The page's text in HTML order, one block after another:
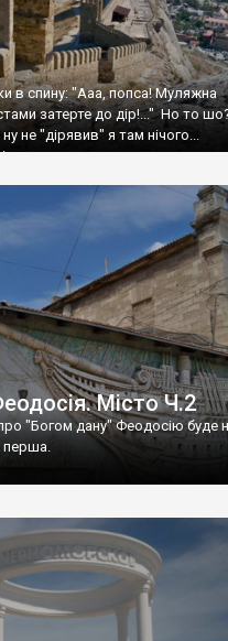
в спину: "Ааа, попса! Муляжна
затерте до дір!..." Но то
не "дірявив" я там нічого...
Місто Ч.2
"Богом дану" Феодосію буде
перша.